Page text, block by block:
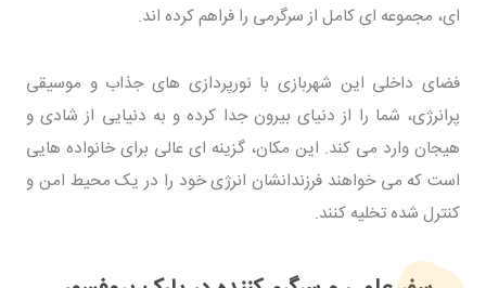
ای، مجموعه ای کامل از سرگرمی را فراهم کرده اند.
فضای داخلی این شهربازی با نورپردازی های جذاب و موسیقی
پرانرژی، شما را از دنیای بیرون جدا کرده و به دنیایی از شادی و
هیجان وارد می کند. این مکان، گزینه ای عالی برای خانواده هایی
است که می خواهند فرزندانشان انرژی خود را در یک محیط امن و
کنترل شده تخلیه کنند.